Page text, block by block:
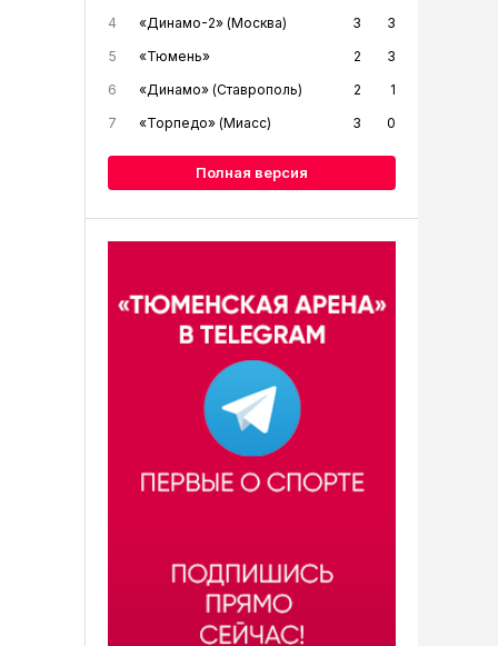
4
«Динамо-2» (Москва) 3
3
5
«Тюмень» 2
3
6
«Динамо» (Ставрополь) 2
1
7
«Торпедо» (Миасс) 3 0
Полная версия